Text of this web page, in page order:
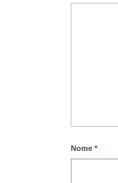
Nome *